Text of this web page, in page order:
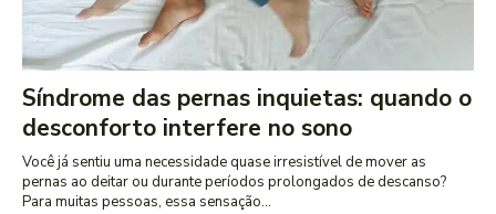
Síndrome das pernas inquietas: quando o
desconforto interfere no sono
Você já sentiu uma necessidade quase irresistível de mover as
pernas ao deitar ou durante períodos prolongados de descanso?
Para muitas pessoas, essa sensação...